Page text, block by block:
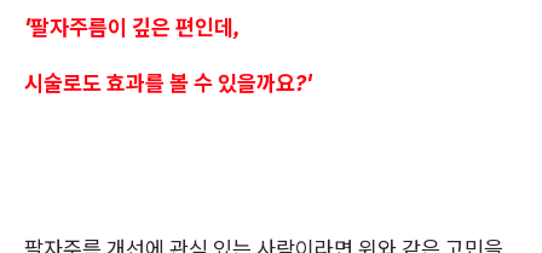
'팔자주름이 깊은 편인데,
시술로도 효과를 볼 수 있을까요?'